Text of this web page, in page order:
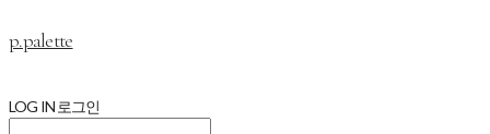
p.palette
LOG IN 로그인